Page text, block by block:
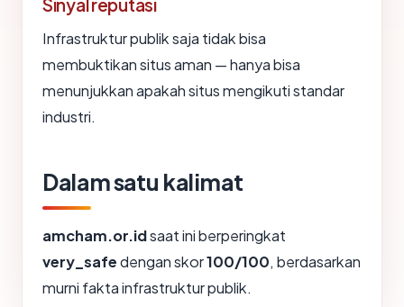
Sinyal reputasi
Infrastruktur publik saja tidak bisa
membuktikan situs aman — hanya bisa
menunjukkan apakah situs mengikuti standar
industri.
Dalam satu kalimat
amcham.or.idsaat ini berperingkat
very_safedengan skor100/100, berdasarkan
murni fakta infrastruktur publik.